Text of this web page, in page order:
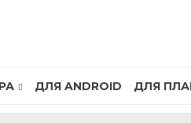
ДЛЯ ANDROID ДЛЯ